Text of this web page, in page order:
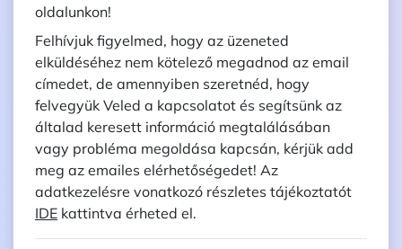
oldalunkon!
Felhívjuk figyelmed, hogy az üzeneted
elküldéséhez nem kötelező megadnod az email
címedet, de amennyiben szeretnéd, hogy
felvegyük Veled a kapcsolatot és segítsünk az
általad keresett információ megtalálásában
vagy probléma megoldása kapcsán, kérjük add
meg az emailes elérhetőségedet! Az
adatkezelésre vonatkozó részletes tájékoztatót
IDE kattintva érheted el.